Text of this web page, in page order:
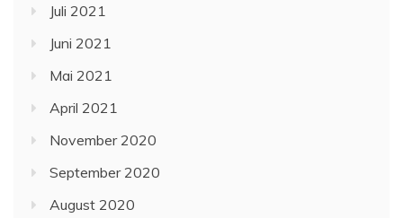
Juli 2021
Juni 2021
Mai 2021
April 2021
November 2020
September 2020
August 2020